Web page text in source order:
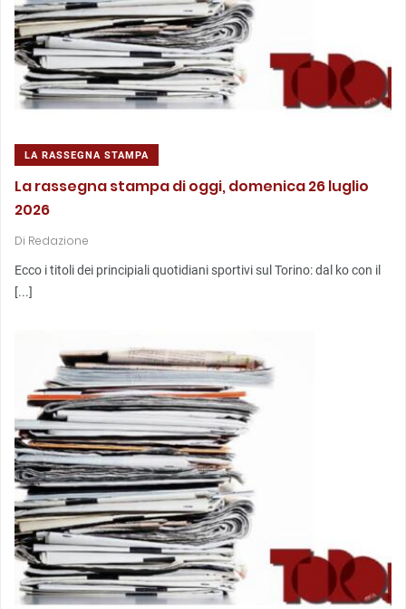
LA RASSEGNA STAMPA
La rassegna stampa di oggi, domenica 26 luglio
2026
Di Redazione
Ecco i titoli dei principiali quotidiani sportivi sul Torino: dal ko con il
[...]